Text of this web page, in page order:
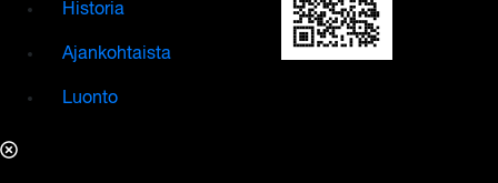
Historia
Ajankohtaista
Luonto